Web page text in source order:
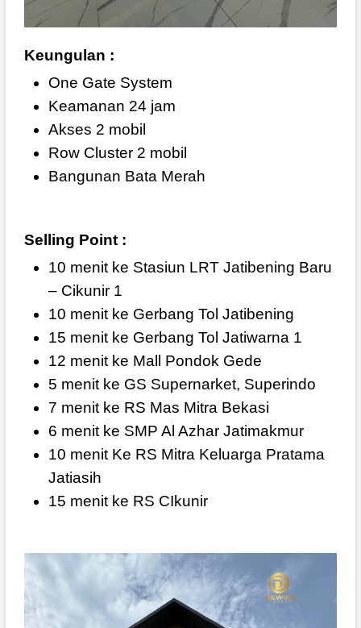
Keungulan :
One Gate System
Keamanan 24 jam
Akses 2 mobil
Row Cluster 2 mobil
Bangunan Bata Merah
Selling Point :
10 menit ke Stasiun LRT Jatibening Baru
– Cikunir 1
10 menit ke Gerbang Tol Jatibening
15 menit ke Gerbang Tol Jatiwarna 1
12 menit ke Mall Pondok Gede
5 menit ke GS Supernarket, Superindo
7 menit ke RS Mas Mitra Bekasi
6 menit ke SMP Al Azhar Jatimakmur
10 menit Ke RS Mitra Keluarga Pratama
Jatiasih
15 menit ke RS CIkunir